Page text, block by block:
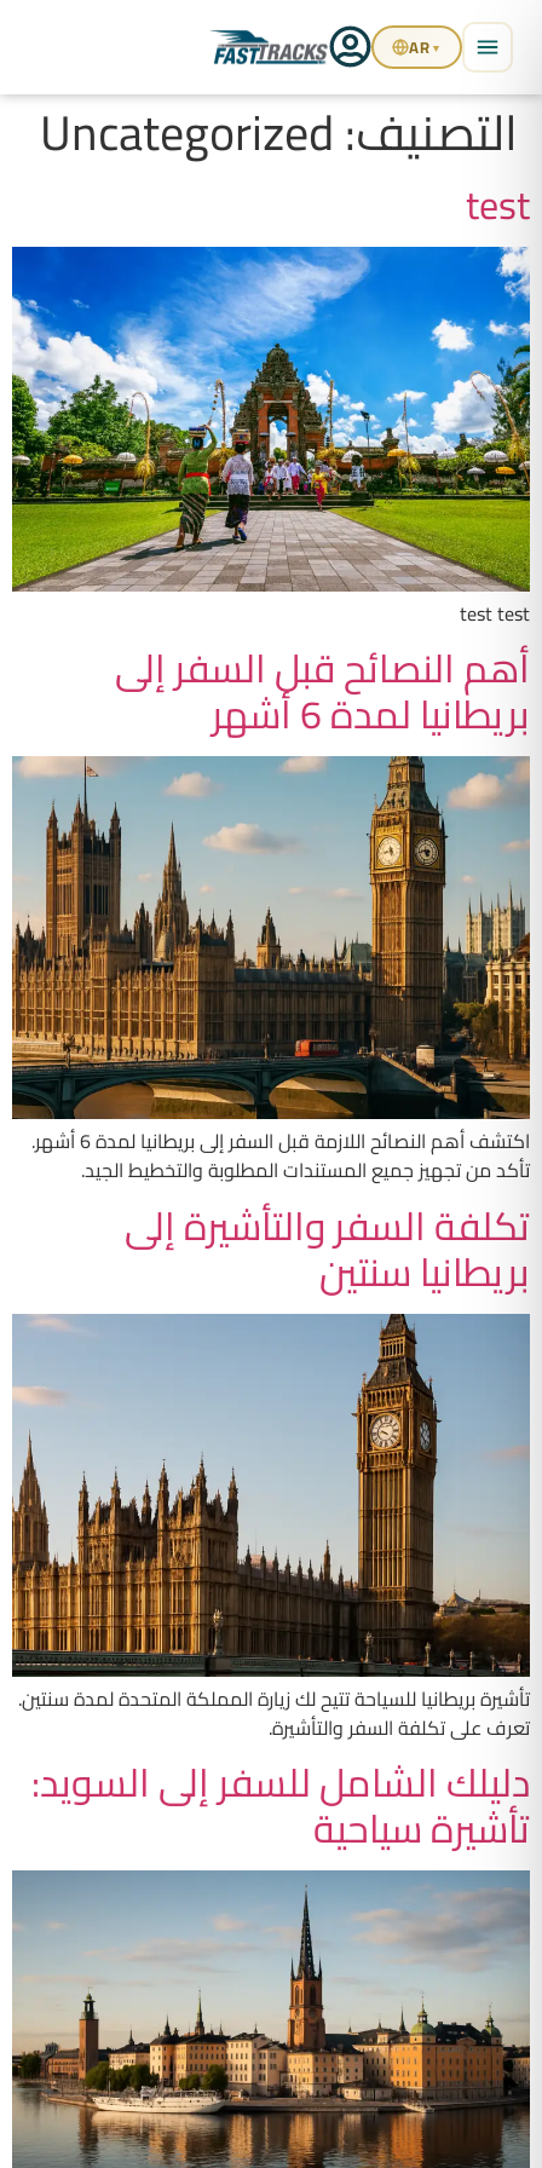
▼
AR
التصنيف:Uncategorized
test
test test
أهم النصائح قبل السفر إلى
بريطانيا لمدة 6 أشهر
اكتشف أهم النصائح اللازمة قبل السفر إلى بريطانيا لمدة 6 أشهر.
تأكد من تجهيز جميع المستندات المطلوبة والتخطيط الجيد.
تكلفة السفر والتأشيرة إلى
بريطانيا سنتين
تأشيرة بريطانيا للسياحة تتيح لك زيارة المملكة المتحدة لمدة سنتين.
تعرف على تكلفة السفر والتأشيرة.
دليلك الشامل للسفر إلى السويد:
تأشيرة سياحية